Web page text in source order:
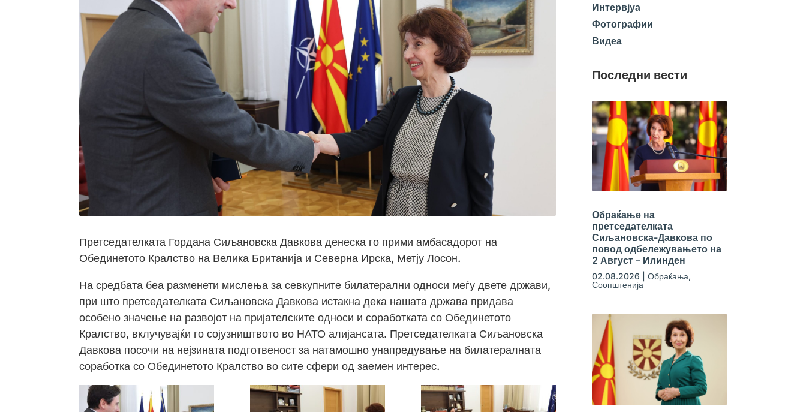
Претседателката Гордана Сиљановска Давкова денеска го прими амбасадорот на
Обединетото Кралство на Велика Британија и Северна Ирска, Метју Лосон.
На средбата беа разменети мислења за севкупните билатерални односи меѓу двете држави,
при што претседателката Сиљановска Давкова истакна дека нашата држава придава
особено значење на развојот на пријателските односи и соработката со Обединетото
Кралство, вклучувајќи го сојузништвото во НАТО алијансата. Претседателката Сиљановска
Давкова посочи на нејзината подготвеност за натамошно унапредување на билатералната
соработка со Обединетото Кралство во сите сфери од заемен интерес.
Интервјуа
Фотографии
Видеа
Последни вести
Обраќање на
претседателката
Сиљановска-Давкова по
повод одбележувањето на
2 Август – Илинден
02.08.2026 Обраќања,
Соопштенија